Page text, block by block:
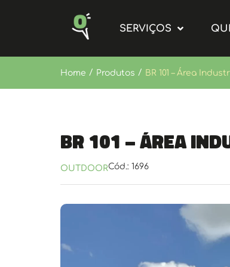
SERVIÇOS
Home / Produtos / BR 101 – Área
BR 101 – Área
OUTDOORCód.: 1696